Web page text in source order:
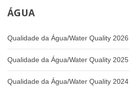
ÁGUA
Qualidade da Água/Water Quality 2026
Qualidade da Água/Water Quality 2025
Qualidade da Água/Water Quality 2024